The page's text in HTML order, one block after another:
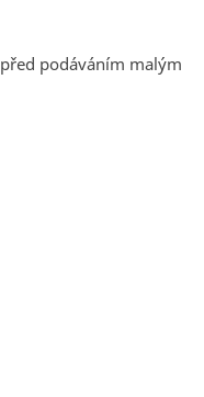
podáváním malým